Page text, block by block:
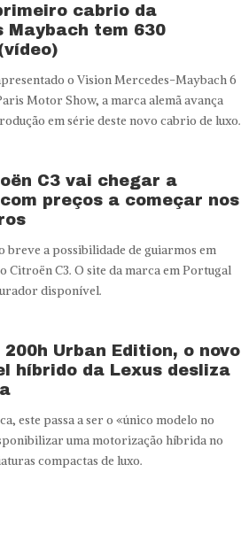
cabrio da
Maybach tem 630
o Vision Mercedes-Maybach 6
Motor Show, a marca alemã avança
em série deste novo cabrio de luxo.
C3 vai chegar a
preços a começar nos
breve a possibilidade de guiarmos em
Citroën C3. O site da marca em Portugal
disponível.
200h Urban Edition, o novo
híbrido da Lexus desliza
este passa a ser o «único modelo no
uma motorização híbrida no
compactas de luxo.